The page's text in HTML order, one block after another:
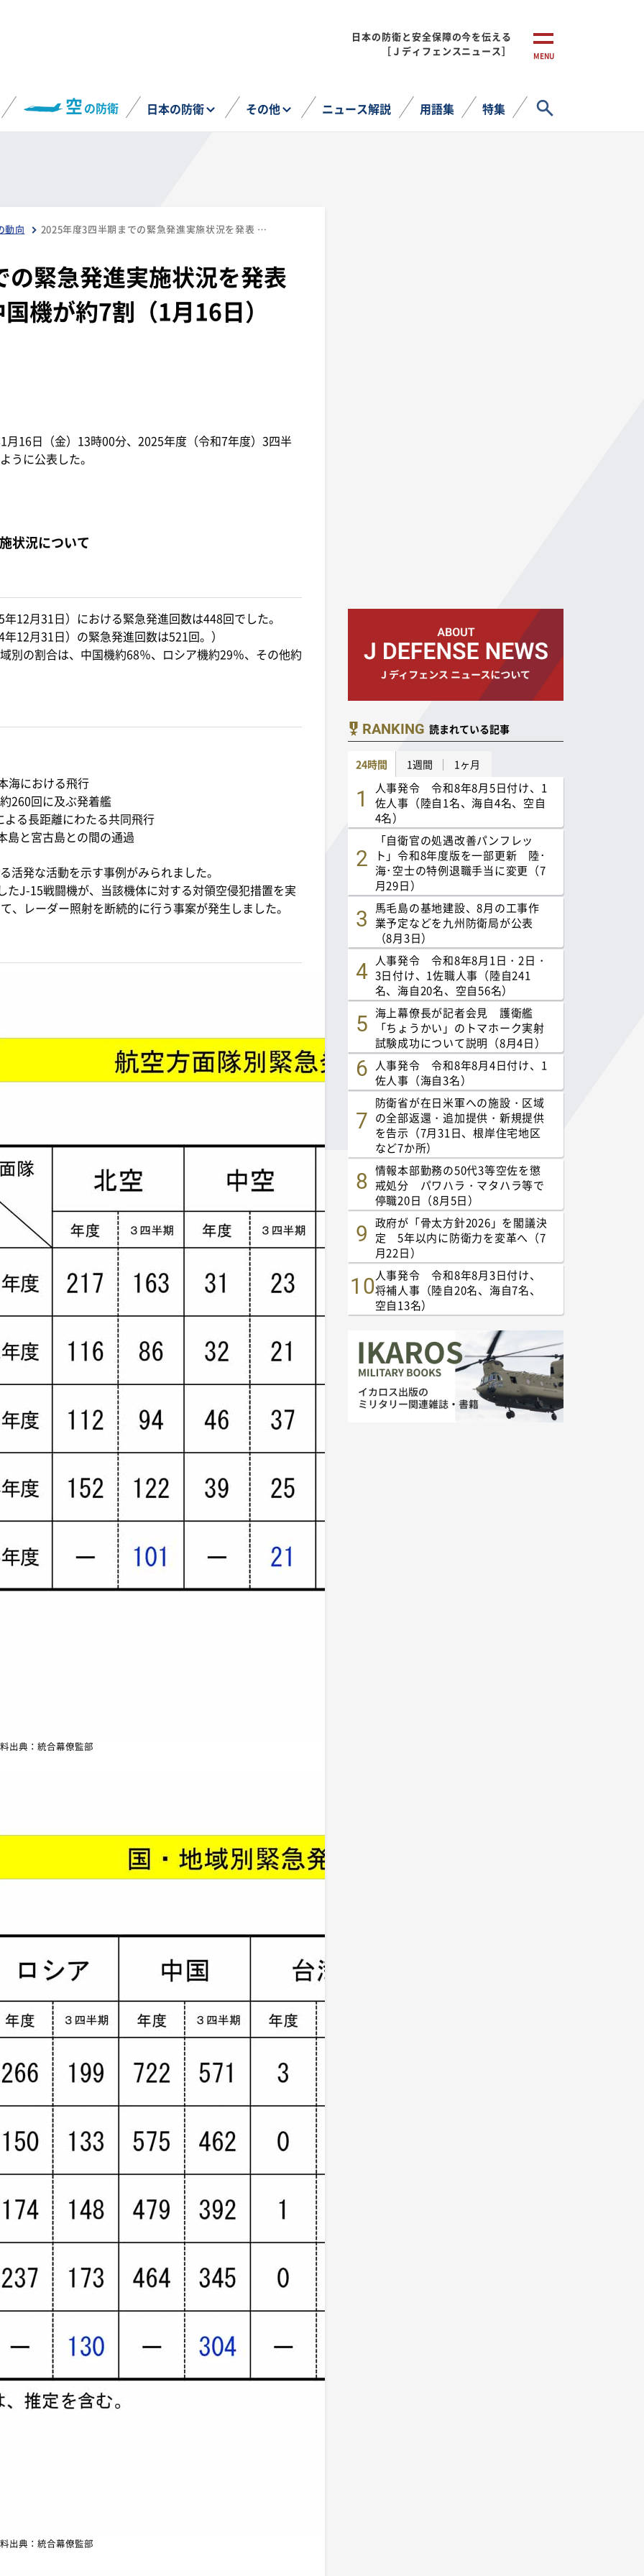
日本の防衛と安全保障の今を伝える
［Ｊディフェンスニュース］
MENU
空の防衛 日本の防衛 その他 ニュース解説 用語集 特集
動向 2025年度3四半期までの緊急発進実施状況を発表 緊急発進は448回で中国機が約7割（1月16日）
緊急発進実施状況を発表
機が約7割（1月16日）
16日（金）13時00分、2025年度（令和7年度）3四半
うに公表した。
状況について
月31日）における緊急発進回数は448回でした。
12月31日）の緊急発進回数は521回。）
の割合は、中国機約68％、ロシア機約29％、その他約
海における飛行
260回に及ぶ発着艦
る長距離にわたる共同飛行
島と宮古島との間の通過
発な活動を示す事例がみられました。
J-15戦闘機が、当該機体に対する対領空侵犯措置を実
、レーダー照射を断続的に行う事案が発生しました。
出典：統合幕僚監部
出典：統合幕僚監部
RANKING 読まれている記事
24時間 1週間 1ヶ月
人事発令 令和8年8月5日付け、1
佐人事（陸自1名、海自4名、空自
4名）
「自衛官の処遇改善パンフレッ
ト」令和8年度版を一部更新 陸･
海･空士の特例退職手当に変更（7
月29日）
馬毛島の基地建設、8月の工事作
業予定などを九州防衛局が公表
（8月3日）
人事発令 令和8年8月1日・2日・
3日付け、1佐職人事（陸自241
名、海自20名、空自56名）
海上幕僚長が記者会見 護衛艦
「ちょうかい」のトマホーク実射
試験成功について説明（8月4日）
人事発令 令和8年8月4日付け、1
佐人事（海自3名）
防衛省が在日米軍への施設・区域
の全部返還・追加提供・新規提供
を告示（7月31日、根岸住宅地区
など7か所）
情報本部勤務の50代3等空佐を懲
戒処分 パワハラ・マタハラ等で
停職20日（8月5日）
政府が「骨太方針2026」を閣議決
定 5年以内に防衛力を変革へ（7
月22日）
人事発令 令和8年8月3日付け、
将補人事（陸自20名、海自7名、
空自13名）